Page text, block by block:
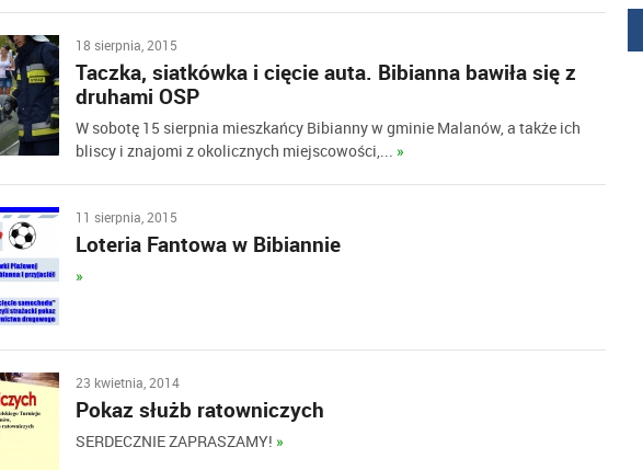
18 sierpnia, 2015
Taczka, siatkówka i cięcie auta. Bibianna bawiła się z
druhami OSP
W sobotę 15 sierpnia mieszkańcy Bibianny w gminie Malanów, a także ich
bliscy i znajomi z okolicznych miejscowości,... »
11 sierpnia, 2015
Loteria Fantowa w Bibiannie
»
23 kwietnia, 2014
Pokaz służb ratowniczych
SERDECZNIE ZAPRASZAMY! »